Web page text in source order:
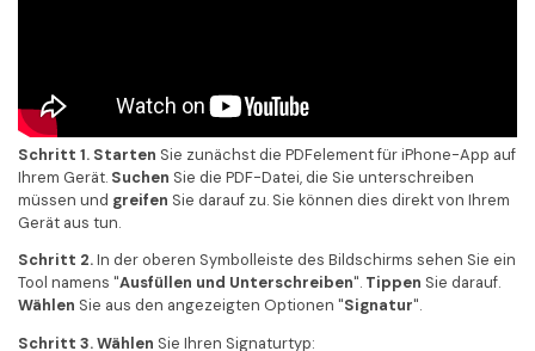
Schritt 1. Starten Sie zunächst die PDFelement für iPhone-App auf
Ihrem Gerät. Suchen Sie die PDF-Datei, die Sie unterschreiben
müssen und greifen Sie darauf zu. Sie können dies direkt von Ihrem
Gerät aus tun.
Schritt 2.In der oberen Symbolleiste des Bildschirms sehen Sie ein
Tool namens "Ausfüllen und Unterschreiben". Tippen Sie darauf.
Wählen Sie aus den angezeigten Optionen "Signatur".
Schritt 3. Wählen Sie Ihren Signaturtyp: